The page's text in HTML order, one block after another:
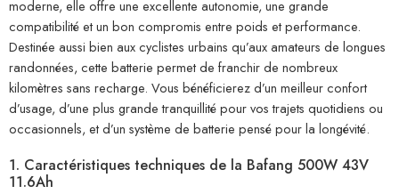
moderne, elle offre une excellente autonomie, une grande
compatibilité et un bon compromis entre poids et performance.
Destinée aussi bien aux cyclistes urbains qu’aux amateurs de longues
randonnées, cette batterie permet de franchir de nombreux
kilomètres sans recharge. Vous bénéficierez d’un meilleur confort
d’usage, d’une plus grande tranquillité pour vos trajets quotidiens ou
occasionnels, et d’un système de batterie pensé pour la longévité.
1. Caractéristiques techniques de la Bafang 500W 43V
11.6Ah